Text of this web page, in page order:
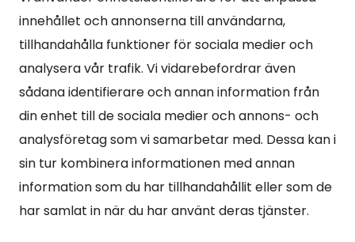
innehållet och annonserna till användarna,
tillhandahålla funktioner för sociala medier och
analysera vår trafik. Vi vidarebefordrar även
sådana identifierare och annan information från
din enhet till de sociala medier och annons- och
analysföretag som vi samarbetar med. Dessa kan i
sin tur kombinera informationen med annan
information som du har tillhandahållit eller som de
har samlat in när du har använt deras tjänster.
Kangasniemen kunta
Otto Mannisen tie 2
kirjaamo@kangasniemi.fi
Tel. 040 719 9370
Y-tunnus 0164690-3
Öppet
Mån -fre 9-15.